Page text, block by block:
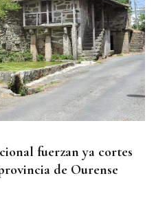
fuerzan ya cortes
de Ourense